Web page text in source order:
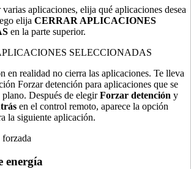
aplicaciones, elija qué aplicaciones desea
elija CERRAR APLICACIONES
en la parte superior.
en realidad no cierra las aplicaciones. Te lleva
Forzar detención para aplicaciones que se
Después de elegirForzar detención y
en el control remoto, aparece la opción
la siguiente aplicación.
energía